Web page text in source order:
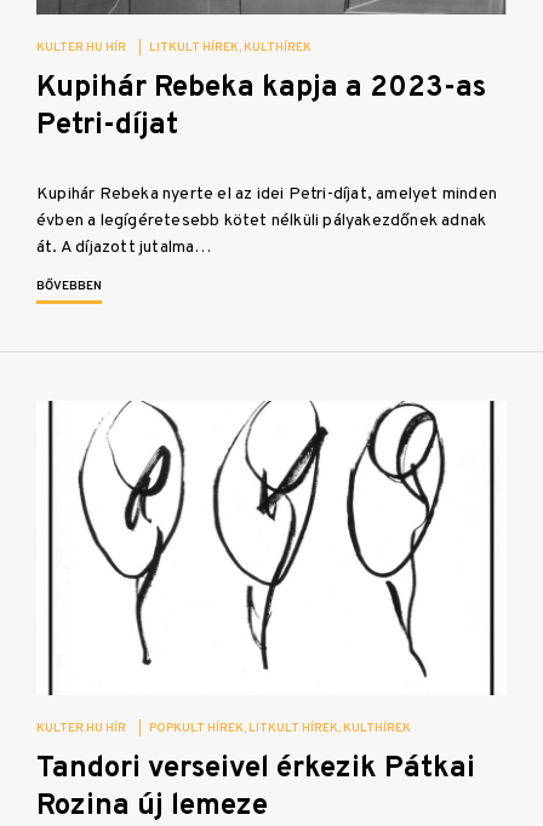
KULTER.HU HÍR LITKULT HÍREK KULTHÍREK
Kupihár Rebeka kapja a 2023-as
Petri-díjat
Kupihár Rebeka nyerte el az idei Petri-díjat, amelyet minden
évben a legígéretesebb kötet nélküli pályakezdőnek adnak
át. A díjazott jutalma…
BŐVEBBEN
KULTER.HU HÍR POPKULT HÍREK LITKULT HÍREK KULTHÍREK
Tandori verseivel érkezik Pátkai
Rozina új lemeze